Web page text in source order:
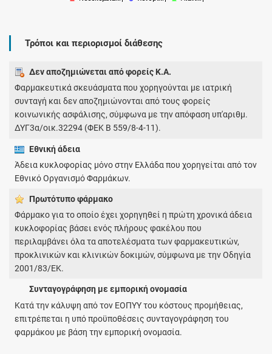
Τρόποι και περιορισμοί διάθεσης
Δεν αποζημιώνεται από φορείς Κ.Α.
Φαρμακευτικά σκευάσματα που χορηγούνται με ιατρική
συνταγή και δεν αποζημιώνονται από τους φορείς
κοινωνικής ασφάλισης, σύμφωνα με την απόφαση υπ'αριθμ.
ΔΥΓ3α/οικ.32294 (ΦΕΚ Β 559/8-4-11).
Εθνική άδεια
Άδεια κυκλοφορίας μόνο στην Ελλάδα που χορηγείται από τον
Εθνικό Οργανισμό Φαρμάκων.
Πρωτότυπο φάρμακo
Φάρμακο για το οποίο έχει χορηγηθεί η πρώτη χρονικά άδεια
κυκλοφορίας βάσει ενός πλήρους φακέλου που
περιλαμβάνει όλα τα αποτελέσματα των φαρμακευτικών,
προκλινικών και κλινικών δοκιμών, σύμφωνα με την Οδηγία
2001/83/ΕΚ.
Συνταγογράφηση με εμπορική ονομασία
Κατά την κάλυψη από τον ΕΟΠΥΥ του κόστους προμήθειας,
επιτρέπεται η υπό προϋποθέσεις συνταγογράφηση του
φαρμάκου με βάση την εμπορική ονομασία.